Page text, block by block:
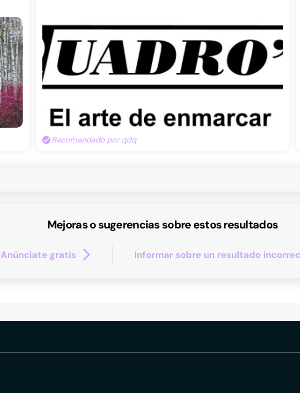
Recomendado por qdq
Mejoras o sugerencias sobre estos resultados
Anúnciate gratis Informar sobre un resultado